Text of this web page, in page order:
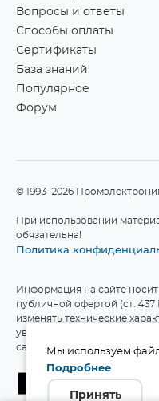
Вопросы и ответы
Способы оплаты
Сертификаты
База знаний
Популярное
Форум
©1993–2026
При использовании
обязательна!
Политика
Информация на сайте
публичной офертой (ст.
изменять технические
уведомления. Актуальные
сайте производителя.
Мы используем
Подробнее
Принять